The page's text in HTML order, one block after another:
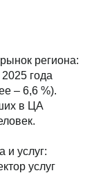
региона:
года
– 6,6 %).
в ЦА
и услуг:
услуг